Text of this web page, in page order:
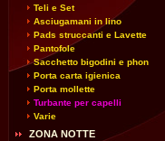
Teli e Set
Asciugamani in lino
Pads struccanti e Lavette
Pantofole
Sacchetto bigodini e phon
Porta carta igienica
Porta mollette
Turbante per capelli
Varie
ZONA NOTTE